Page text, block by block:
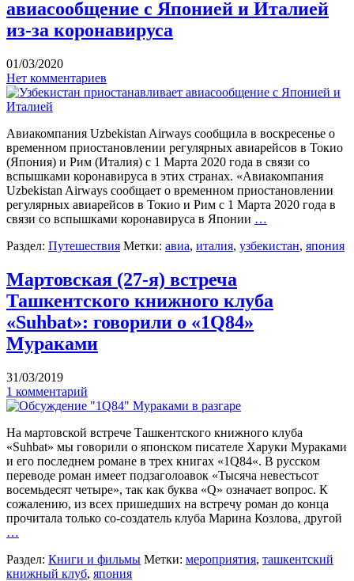
авиасообщение с Японией и Италией
из-за коронавируса
01/03/2020
Нет комментариев
Авиакомпания Uzbekistan Airways сообщила в воскресенье о
временном приостановлении регулярных авиарейсов в Токио
(Япония) и Рим (Италия) с 1 Марта 2020 года в связи со
вспышками коронавируса в этих странах. «Авиакомпания
Uzbekistan Airways сообщает о временном приостановлении
регулярных авиарейсов в Токио и Рим с 1 Марта 2020 года в
связи со вспышками коронавируса в Японии …
Раздел: Путешествия Метки: авиа, италия, узбекистан, япония
Мартовская (27-я) встреча
Ташкентского книжного клуба
«Suhbat»: говорили о «1Q84»
Мураками
31/03/2019
1 комментарий
На мартовской встрече Ташкентского книжного клуба
«Suhbat» мы говорили о японском писателе Харуки Мураками
и его последнем романе в трех книгах «1Q84«. В русском
переводе роман имеет подзаголоавок «Тысяча невестьсот
восемьдесят четыре», так как буква «Q» означает вопрос. К
сожалению, из всех пришедших на встречу роман до конца
прочитала только со-создатель клуба Марина Козлова, другой
…
Раздел: Книги и фильмы Метки: мероприятия, ташкентский
книжный клуб, япония